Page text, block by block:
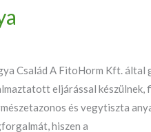
Család A FitoHorm Kft.
eljárással
és vegytiszta
hiszen a